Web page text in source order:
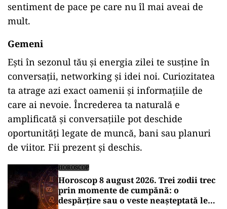
sentiment de pace pe care nu îl mai aveai de
mult.
Gemeni
Ești în sezonul tău și energia zilei te susține în
conversații, networking și idei noi. Curiozitatea
ta atrage azi exact oamenii și informațiile de
care ai nevoie. Încrederea ta naturală e
amplificată și conversațiile pot deschide
oportunități legate de muncă, bani sau planuri
de viitor. Fii prezent și deschis.
HOROSCOP
Horoscop 8 august 2026. Trei zodii trec
prin momente de cumpănă: o
despărțire sau o veste neașteptată le